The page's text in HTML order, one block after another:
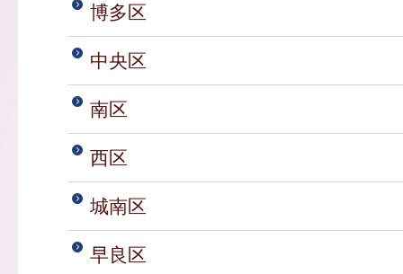
博多区
中央区
南区
西区
城南区
早良区